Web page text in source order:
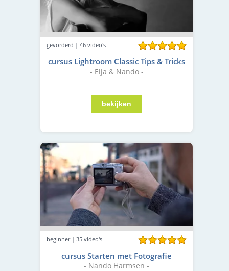
gevorderd | 46 video's
cursus Lightroom Classic Tips & Tricks
- Elja & Nando -
beginner | 35 video's
cursus Starten met Fotografie
- Nando Harmsen -